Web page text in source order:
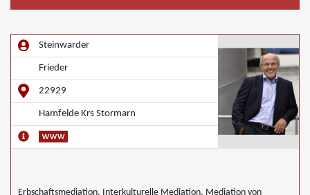
Steinwarder
Frieder
22929
Hamfelde Krs Stormarn
Erbschaftsmediation, Interkulturelle Mediation, Mediation von